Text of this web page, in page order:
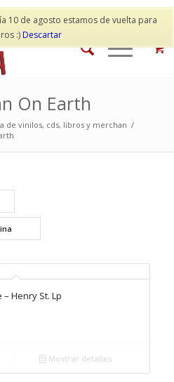
10 de agosto estamos de vuelta para
:)Descartar
Contacto
On Earth
de vinilos, cds, libros y merchan /
Henry St. Lp
Mostrar detalles